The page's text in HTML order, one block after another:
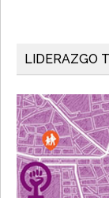
LIDERAZGO